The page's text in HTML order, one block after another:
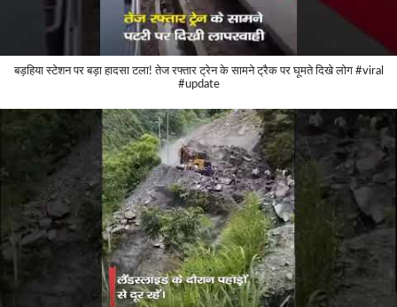
बड़हिया स्टेशन पर बड़ा हादसा टला! तेज रफ्तार ट्रेन के सामने ट्रैक पर घूमते दिखे लोग #viral
#update